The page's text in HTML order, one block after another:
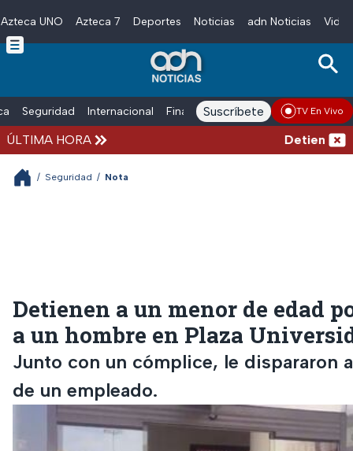
Skip to main content
Azteca UNO Azteca 7 Deportes Noticias adn Noticias
Seguridad Internacional Finanzas adn Noticias Radio
Suscríbete TV En Vivo
ÚLTIMA HORA Detienen al
/ Seguridad / Nota
Detienen a un menor de edad
a un hombre en Plaza
Junto con un cómplice, le dispararon
de un empleado.